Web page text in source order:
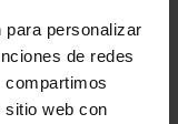
personalizar
de redes
sitio web con